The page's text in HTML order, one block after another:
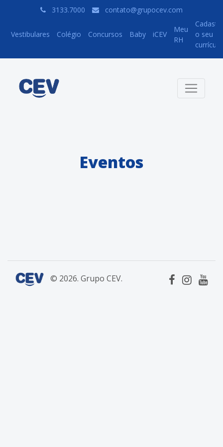
3133.7000 contato@grupocev.com
Vestibulares Colégio Concursos Baby iCEV
Meu
RH
o seu
currículo
Eventos
© 2026. Grupo CEV.